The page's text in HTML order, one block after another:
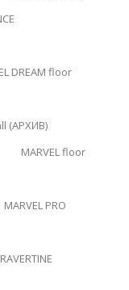
DREAM floor
(АРХИВ)
MARVEL floor
MARVEL PRO